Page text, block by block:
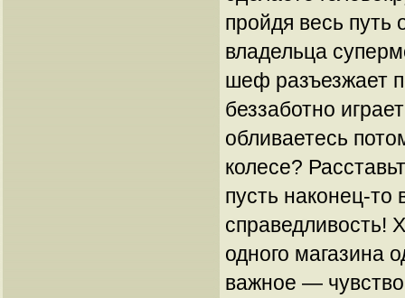
пройдя весь путь
владельца
шеф разъезжает
беззаботно
обливаетесь
колесе?
пусть наконец-то
справедливость!
одного магазина
важное —